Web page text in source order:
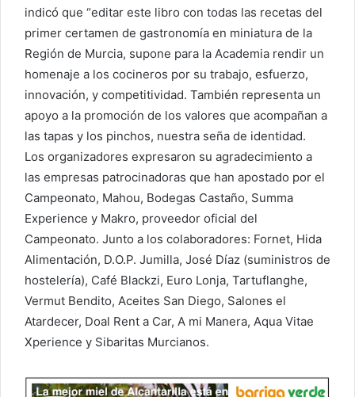
indicó que “editar este libro con todas las recetas del
primer certamen de gastronomía en miniatura de la
Región de Murcia, supone para la Academia rendir un
homenaje a los cocineros por su trabajo, esfuerzo,
innovación, y competitividad. También representa un
apoyo a la promoción de los valores que acompañan a
las tapas y los pinchos, nuestra seña de identidad.
Los organizadores expresaron su agradecimiento a
las empresas patrocinadoras que han apostado por el
Campeonato, Mahou, Bodegas Castaño, Summa
Experience y Makro, proveedor oficial del
Campeonato. Junto a los colaboradores: Fornet, Hida
Alimentación, D.O.P. Jumilla, José Díaz (suministros de
hostelería), Café Blackzi, Euro Lonja, Tartuflanghe,
Vermut Bendito, Aceites San Diego, Salones el
Atardecer, Doal Rent a Car, A mi Manera, Aqua Vitae
Xperience y Sibaritas Murcianos.